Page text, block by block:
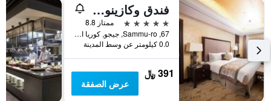
فندق وكازينو جيجو صن
5 نجوم
ممتاز 8.8
67, Sammu-ro, جيجو, كوريا الجنوبية
0.0 كيلومتر عن وسط المدينة
391 ﷼
عرض الصفقة